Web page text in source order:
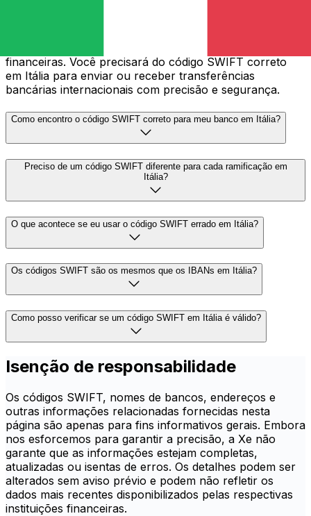
financeiras. Você precisará do código SWIFT correto
em Itália para enviar ou receber transferências
bancárias internacionais com precisão e segurança.
Como encontro o código SWIFT correto para meu banco em Itália?
Preciso de um código SWIFT diferente para cada ramificação em
Itália?
O que acontece se eu usar o código SWIFT errado em Itália?
Os códigos SWIFT são os mesmos que os IBANs em Itália?
Como posso verificar se um código SWIFT em Itália é válido?
Isenção de responsabilidade
Os códigos SWIFT, nomes de bancos, endereços e
outras informações relacionadas fornecidas nesta
página são apenas para fins informativos gerais. Embora
nos esforcemos para garantir a precisão, a Xe não
garante que as informações estejam completas,
atualizadas ou isentas de erros. Os detalhes podem ser
alterados sem aviso prévio e podem não refletir os
dados mais recentes disponibilizados pelas respectivas
instituições financeiras.